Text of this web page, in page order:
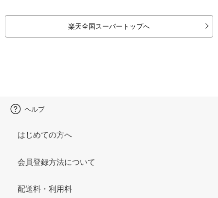
楽天全国スーパートップへ
ヘルプ
はじめての方へ
会員登録方法について
配送料・利用料